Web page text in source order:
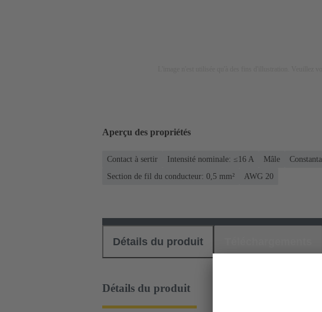
Aperçu des propriétés
Contact à sertir Intensité nominale: ≤16 A Mâle
Section de fil du conducteur: 0,5 mm²
AWG 20
Détails du produit
Détails du produit